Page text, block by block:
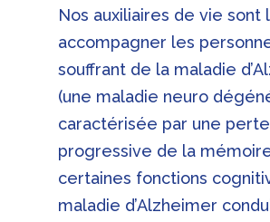
Nos auxiliaires de vie sont
accompagner les
souffrant de la maladie
(une maladie neuro
caractérisée par une perte
progressive de la
certaines fonctions
maladie d’Alzheimer